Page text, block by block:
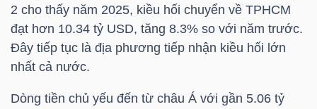
2 cho thấy năm 2025, kiều hối chuyển về TPHCM
đạt hơn 10.34 tỷ USD, tăng 8.3% so với năm trước.
Đây tiếp tục là địa phương tiếp nhận kiều hối lớn
nhất cả nước.
Dòng tiền chủ yếu đến từ châu Á với gần 5.06 tỷ
DOANH
NGHIỆP